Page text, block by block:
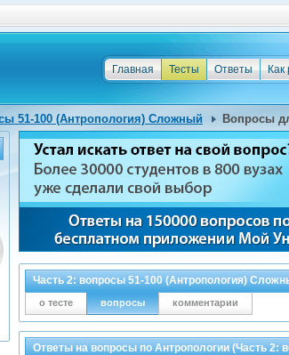
Как
Ответы
Тесты
Главная
51-100 (Антропология) Сложный Вопросы
Часть 2: вопросы 51-100 (Антропология)
о тесте вопросы комментарии
Ответы на вопросы по Антропологии (Часть 2: